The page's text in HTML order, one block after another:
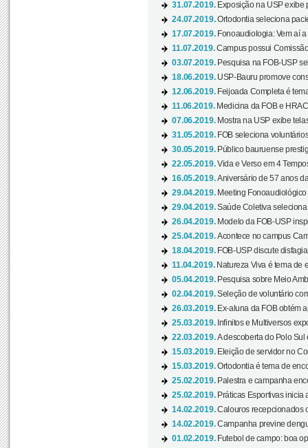
31.07.2019. Exposição na USP exibe
24.07.2019.Ortodontia seleciona
17.07.2019. Fonoaudiologia: Vem aí
11.07.2019.Campus possui
03.07.2019. Pesquisa na FOB-USP
18.06.2019. USP-Bauru promove
12.06.2019. Feijoada Completa é
11.06.2019. Medicina da FOB e
07.06.2019. Mostra na USP exibe
31.05.2019. FOB seleciona
30.05.2019. Público bauruense
22.05.2019.Vida e Verso em 4
16.05.2019.Aniversário de 57 anos
29.04.2019. Meeting
29.04.2019.Saúde Coletiva
26.04.2019. Modelo da FOB-USP
25.04.2019.Acontece no campus
18.04.2019. FOB-USP discute
11.04.2019. Natureza Viva é tema de
05.04.2019. Pesquisa sobre Meio
02.04.2019.Seleção de voluntário
26.03.2019. Ex-aluna da FOB obtém
25.03.2019. Infinitos e Multiversos
22.03.2019.A descoberta do Polo Sul
15.03.2019. Eleição de servidor no
15.03.2019.Ortodontia é tema de
25.02.2019. Palestra e campanha
25.02.2019. Práticas Esportivas inicia
14.02.2019.Calouros recepcionados
14.02.2019.Campanha previne
01.02.2019. Futebol de campo: boa